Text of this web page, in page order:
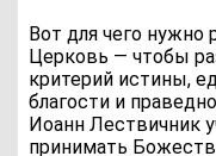
Вот для чего нужно
Церковь — чтобы
критерий истины,
благости и
Иоанн Лествичник
принимать